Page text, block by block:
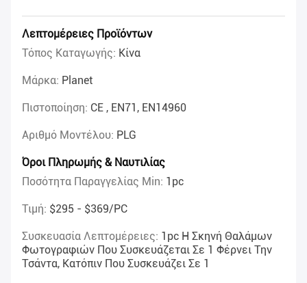
Λεπτομέρειες Προϊόντων
Τόπος Καταγωγής: Κίνα
Μάρκα: Planet
Πιστοποίηση: CE , EN71, EN14960
Αριθμό Μοντέλου: PLG
Όροι Πληρωμής & Ναυτιλίας
Ποσότητα Παραγγελίας Min: 1pc
Τιμή: $295 - $369/PC
Συσκευασία Λεπτομέρειες: 1pc Η Σκηνή Θαλάμων
Φωτογραφιών Που Συσκευάζεται Σε 1 Φέρνει Την
Τσάντα, Κατόπιν Που Συσκευάζει Σε 1